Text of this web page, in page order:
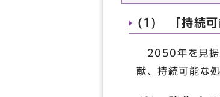
(1) 「持続可
2050年を見据
献、持続可能な